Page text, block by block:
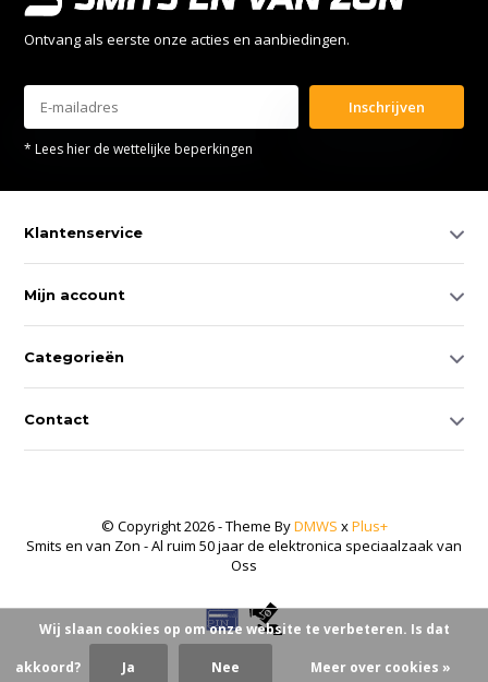
Ontvang als eerste onze acties en aanbiedingen.
Inschrijven
* Lees hier de wettelijke beperkingen
Klantenservice
Mijn account
Categorieën
Contact
© Copyright 2026 - Theme ByDMWS xPlus+
Smits en van Zon - Al ruim 50 jaar de elektronica speciaalzaak van
Oss
Wij slaan cookies op om onze website te verbeteren. Is dat
akkoord? Ja Nee Meer over cookies »